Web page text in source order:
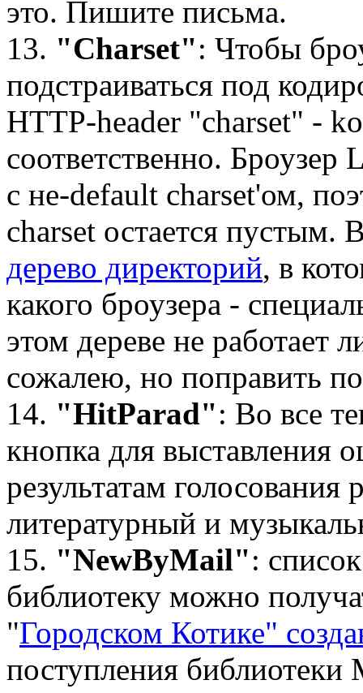
это. Пишите письма.
13. "Charset": Чтобы
подстраиваться под
HTTP-header "charset" -
соответственно.
с не-default charset'ом,
charset остается пустым.
дерево директорий, в
какого броузера -
этом дереве не работает
сожалею, но поправить
14. "HitParad": Во все
кнопка для выставления
результатам голосования
литературный и
15. "NewByMail":
библиотеку можно
"Городском Котике"
поступления